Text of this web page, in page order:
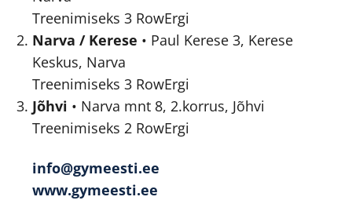
Treenimiseks 3 RowErgi
Narva / Kerese • Paul Kerese 3, Kerese
Keskus, Narva
Treenimiseks 3 RowErgi
Jõhvi • Narva mnt 8, 2.korrus, Jõhvi
Treenimiseks 2 RowErgi
info@gymeesti.ee
www.gymeesti.ee